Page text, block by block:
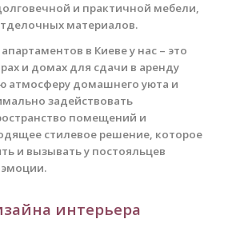
и практичной мебели,
материалов.
в Киеве у нас – это
и домах для сдачи в аренду
атмосферу домашнего уюта и
задействовать
помещений и
стилевое решение, которое
и вызывать у постояльцев
интерьера